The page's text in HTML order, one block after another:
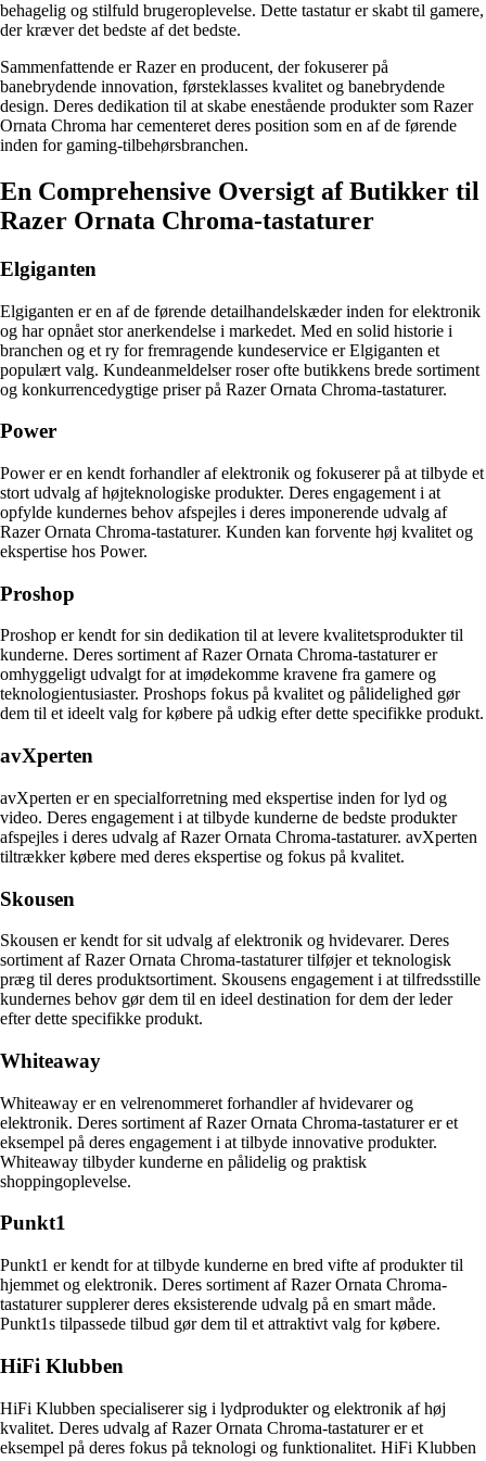
behagelig og stilfuld brugeroplevelse. Dette tastatur er skabt til gamere,
der kræver det bedste af det bedste.
Sammenfattende er Razer en producent, der fokuserer på
banebrydende innovation, førsteklasses kvalitet og banebrydende
design. Deres dedikation til at skabe enestående produkter som Razer
Ornata Chroma har cementeret deres position som en af de førende
inden for gaming-tilbehørsbranchen.
En Comprehensive Oversigt af Butikker til
Razer Ornata Chroma-tastaturer
Elgiganten
Elgiganten er en af de førende detailhandelskæder inden for elektronik
og har opnået stor anerkendelse i markedet. Med en solid historie i
branchen og et ry for fremragende kundeservice er Elgiganten et
populært valg. Kundeanmeldelser roser ofte butikkens brede sortiment
og konkurrencedygtige priser på Razer Ornata Chroma-tastaturer.
Power
Power er en kendt forhandler af elektronik og fokuserer på at tilbyde et
stort udvalg af højteknologiske produkter. Deres engagement i at
opfylde kundernes behov afspejles i deres imponerende udvalg af
Razer Ornata Chroma-tastaturer. Kunden kan forvente høj kvalitet og
ekspertise hos Power.
Proshop
Proshop er kendt for sin dedikation til at levere kvalitetsprodukter til
kunderne. Deres sortiment af Razer Ornata Chroma-tastaturer er
omhyggeligt udvalgt for at imødekomme kravene fra gamere og
teknologientusiaster. Proshops fokus på kvalitet og pålidelighed gør
dem til et ideelt valg for købere på udkig efter dette specifikke produkt.
avXperten
avXperten er en specialforretning med ekspertise inden for lyd og
video. Deres engagement i at tilbyde kunderne de bedste produkter
afspejles i deres udvalg af Razer Ornata Chroma-tastaturer. avXperten
tiltrækker købere med deres ekspertise og fokus på kvalitet.
Skousen
Skousen er kendt for sit udvalg af elektronik og hvidevarer. Deres
sortiment af Razer Ornata Chroma-tastaturer tilføjer et teknologisk
præg til deres produktsortiment. Skousens engagement i at tilfredsstille
kundernes behov gør dem til en ideel destination for dem der leder
efter dette specifikke produkt.
Whiteaway
Whiteaway er en velrenommeret forhandler af hvidevarer og
elektronik. Deres sortiment af Razer Ornata Chroma-tastaturer er et
eksempel på deres engagement i at tilbyde innovative produkter.
Whiteaway tilbyder kunderne en pålidelig og praktisk
shoppingoplevelse.
Punkt1
Punkt1 er kendt for at tilbyde kunderne en bred vifte af produkter til
hjemmet og elektronik. Deres sortiment af Razer Ornata Chroma-
tastaturer supplerer deres eksisterende udvalg på en smart måde.
Punkt1s tilpassede tilbud gør dem til et attraktivt valg for købere.
HiFi Klubben
HiFi Klubben specialiserer sig i lydprodukter og elektronik af høj
kvalitet. Deres udvalg af Razer Ornata Chroma-tastaturer er et
eksempel på deres fokus på teknologi og funktionalitet. HiFi Klubben